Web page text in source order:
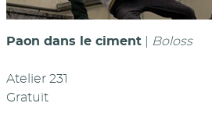
Paon dans le ciment Boloss
Atelier 231
Gratuit